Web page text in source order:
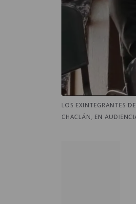
LOS EXINTEGRANTES
CHACLÁN, EN